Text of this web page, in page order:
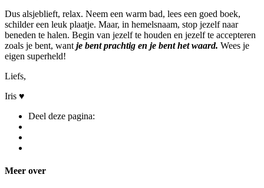
Dus alsjeblieft, relax. Neem een warm bad, lees een goed boek,
schilder een leuk plaatje. Maar, in hemelsnaam, stop jezelf naar
beneden te halen. Begin van jezelf te houden en jezelf te accepteren
zoals je bent, want je bent prachtig en je bent het waard. Wees je
eigen superheld!
Liefs,
Iris ♥
Deel deze pagina:
Meer over